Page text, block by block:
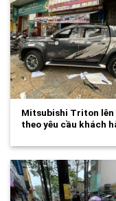
Mitsubishi Triton lên
theo yêu cầu khách